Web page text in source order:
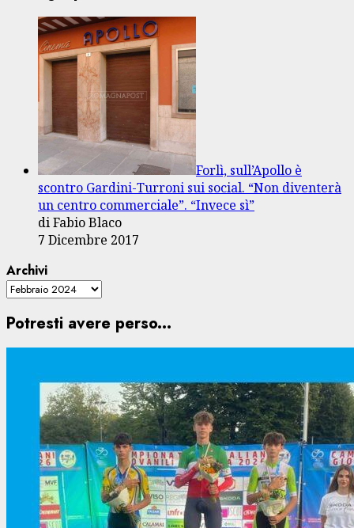
Forlì, sull’Apollo è
scontro Gardini-Turroni sui social. “Non diventerà
un centro commerciale”. “Invece sì”
di Fabio Blaco
7 Dicembre 2017
Archivi
Potresti avere perso...